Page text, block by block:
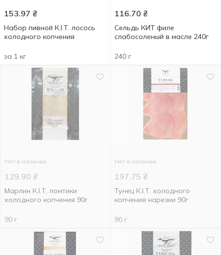
153.97 ₴
Набор пивной К.І.Т. лосось
холодного копчения
за 1 кг
116.70 ₴
Сельдь КИТ филе
слабосоленый в масле 240г
240 г
Нет в наличии
129.90 ₴
Марлин К.І.Т. ломтики
холодного копчения 90г
90 г
Нет в наличии
197.75 ₴
Тунец К.І.Т. холодного
копчения нарезки 90г
90 г